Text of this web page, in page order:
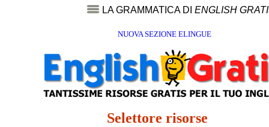
LA GRAMMATICA DI ENGLISH
NUOVA SEZIONE ELINGUE
Selettore risorse